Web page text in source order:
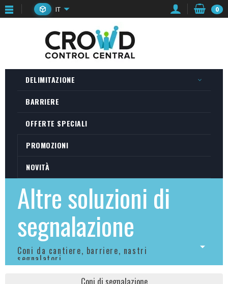
IT 0
DELIMITAZIONE
BARRIERE
OFFERTE SPECIALI
PROMOZIONI
NOVITÀ
Altre soluzioni di
segnalazione
Coni da cantiere, barriere, nastri
segnalatori,...
Coni di segnalazione